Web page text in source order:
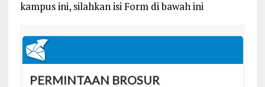
kampus ini, silahkan isi Form di bawah ini